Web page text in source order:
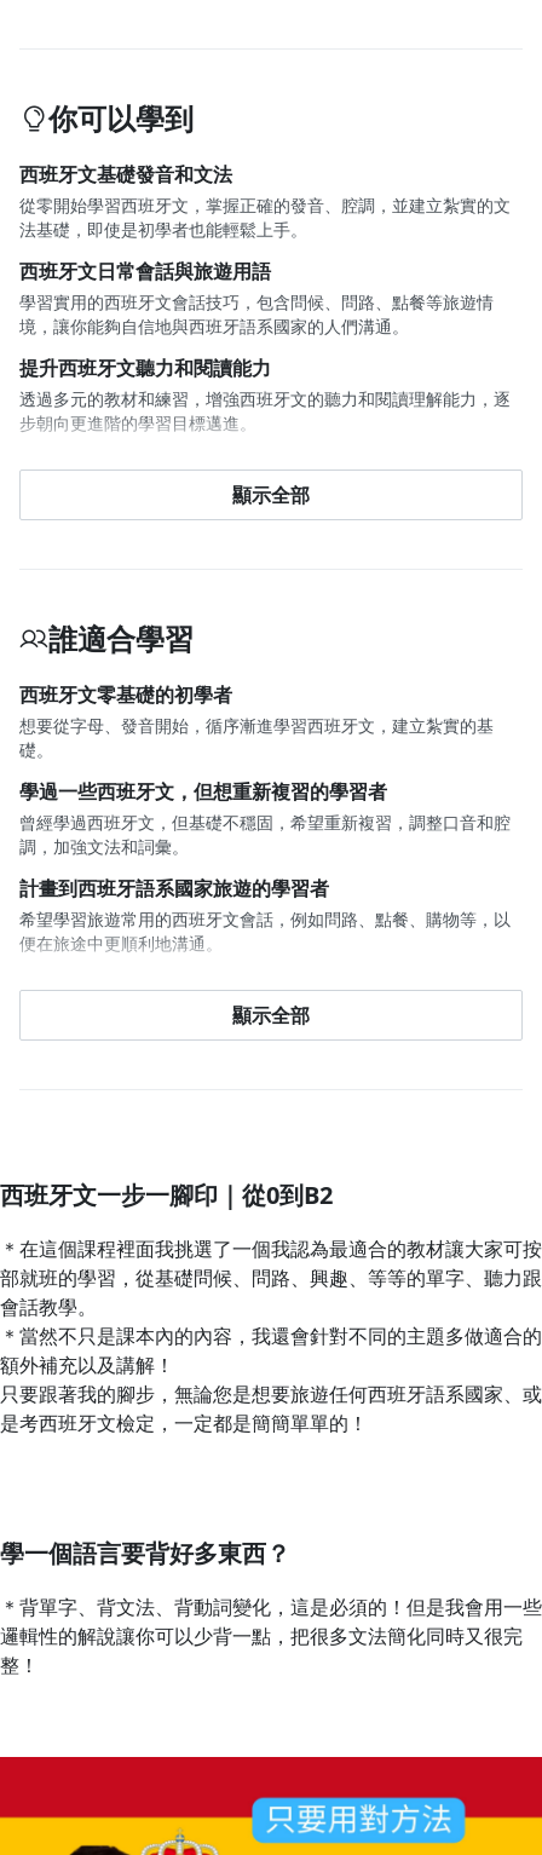
你可以學到
西班牙文基礎發音和文法
從零開始學習西班牙文，掌握正確的發音、腔調，並建立紮實的文
法基礎，即使是初學者也能輕鬆上手。
西班牙文日常會話與旅遊用語
學習實用的西班牙文會話技巧，包含問候、問路、點餐等旅遊情
境，讓你能夠自信地與西班牙語系國家的人們溝通。
提升西班牙文聽力和閱讀能力
透過多元的教材和練習，增強西班牙文的聽力和閱讀理解能力，逐
步朝向更進階的學習目標邁進。
準備西班牙文檢定(DELE)
循序漸進的課程設計，幫助你逐步提升西班牙文水平，為參加DELE
檢定打下堅實的基礎。
顯示全部
誰適合學習
西班牙文零基礎的初學者
想要從字母、發音開始，循序漸進學習西班牙文，建立紮實的基
礎。
學過一些西班牙文，但想重新複習的學習者
曾經學過西班牙文，但基礎不穩固，希望重新複習，調整口音和腔
調，加強文法和詞彙。
計畫到西班牙語系國家旅遊的學習者
希望學習旅遊常用的西班牙文會話，例如問路、點餐、購物等，以
便在旅途中更順利地溝通。
想進一步提升西班牙文能力，目標達到B2程度的學習者
希望系統地學習西班牙文，涵蓋聽、說、讀、寫，並逐步提升至B2
程度，達到進階的溝通能力，甚至應用於商業西文或閱讀西文新
顯示全部
西班牙文一步一腳印｜從0到B2
＊在這個課程裡面我挑選了一個我認為最適合的教材讓大家可按
部就班的學習，從基礎問候、問路、興趣、等等的單字、聽力跟
會話教學。
＊當然不只是課本內的內容，我還會針對不同的主題多做適合的
額外補充以及講解！
只要跟著我的腳步，無論您是想要旅遊任何西班牙語系國家、或
是考西班牙文檢定，一定都是簡簡單單的！
學一個語言要背好多東西？
＊背單字、背文法、背動詞變化，這是必須的！但是我會用一些
邏輯性的解說讓你可以少背一點，把很多文法簡化同時又很完
整！